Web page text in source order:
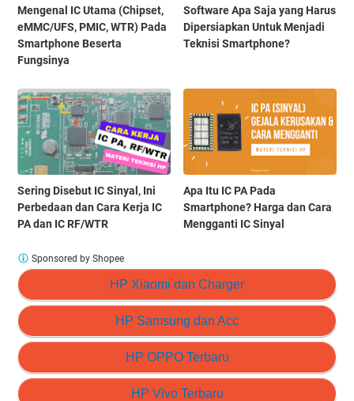
Mengenal IC Utama (Chipset,
eMMC/UFS, PMIC, WTR) Pada
Smartphone Beserta
Fungsinya
Software Apa Saja yang Harus
Dipersiapkan Untuk Menjadi
Teknisi Smartphone?
Sering Disebut IC Sinyal, Ini
Perbedaan dan Cara Kerja IC
PA dan IC RF/WTR
Apa Itu IC PA Pada
Smartphone? Harga dan Cara
Mengganti IC Sinyal
HP Xiaomi dan Charger
HP Samsung dan Acc
HP OPPO Terbaru
HP Vivo Terbaru
Sponsored by Shopee